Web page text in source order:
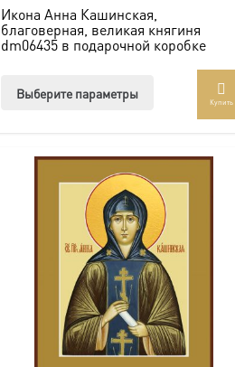
Икона Анна Кашинская,
благоверная, великая княгиня
dm06435 в подарочной коробке
Выберите параметры
Опции
можно
выбрать
на
странице
товара.
Купить